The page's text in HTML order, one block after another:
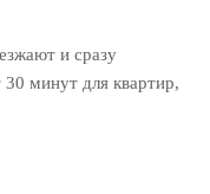
и сразу
минут для квартир,